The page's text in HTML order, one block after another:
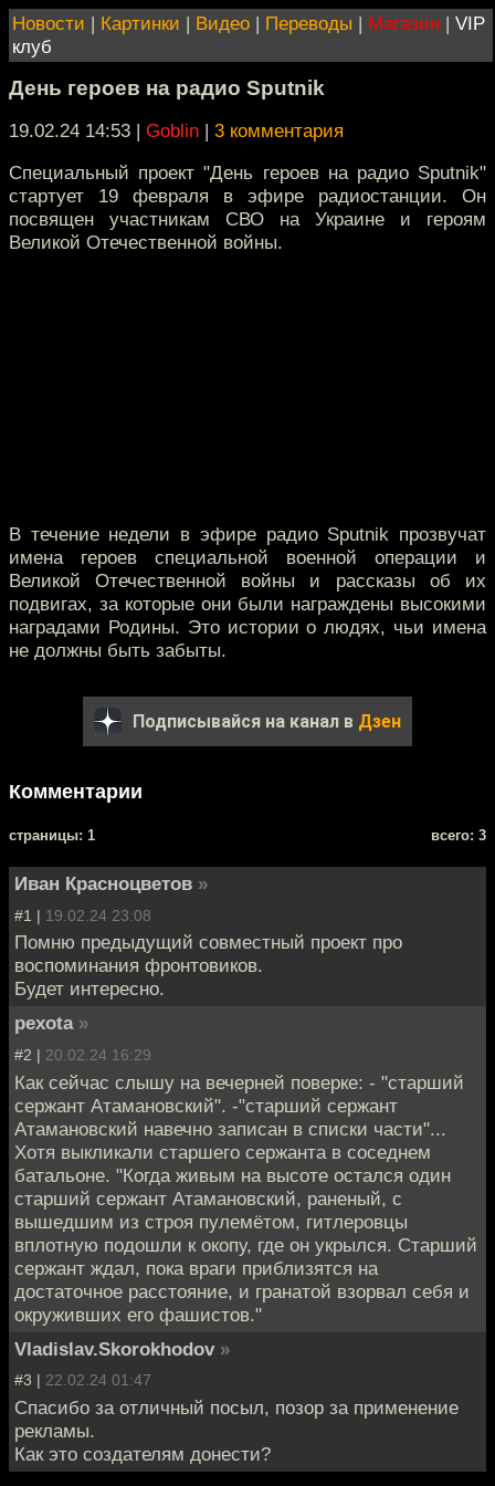
Новости | Картинки | Видео | Переводы | Магазин | VIP
клуб
День героев на радио Sputnik
19.02.24 14:53 | Goblin | 3 комментария
Специальный проект "День героев на радио Sputnik"
стартует 19 февраля в эфире радиостанции. Он
посвящен участникам СВО на Украине и героям
Великой Отечественной войны.
В течение недели в эфире радио Sputnik прозвучат
имена героев специальной военной операции и
Великой Отечественной войны и рассказы об их
подвигах, за которые они были награждены высокими
наградами Родины. Это истории о людях, чьи имена
не должны быть забыты.
Подписывайся на канал в Дзен
Комментарии
cтраницы: 1 всего: 3
Иван Красноцветов »
#1 | 19.02.24 23:08
Помню предыдущий совместный проект про
воспоминания фронтовиков.
Будет интересно.
pexota »
#2 | 20.02.24 16:29
Как сейчас слышу на вечерней поверке: - "старший
сержант Атамановский". -"старший сержант
Атамановский навечно записан в списки части"...
Хотя выкликали старшего сержанта в соседнем
батальоне. "Когда живым на высоте остался один
старший сержант Атамановский, раненый, с
вышедшим из строя пулемётом, гитлеровцы
вплотную подошли к окопу, где он укрылся. Старший
сержант ждал, пока враги приблизятся на
достаточное расстояние, и гранатой взорвал себя и
окруживших его фашистов."
Vladislav.Skorokhodov »
#3 | 22.02.24 01:47
Спасибо за отличный посыл, позор за применение
рекламы.
Как это создателям донести?